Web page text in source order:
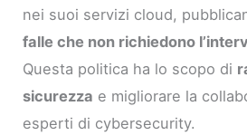
nei suoi servizi cloud,
falle che non richiedono
Questa politica ha lo scopo di
sicurezza e migliorare la
esperti di cybersecurity.